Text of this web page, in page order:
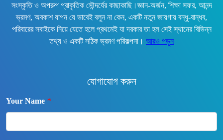
সংস্কৃতি ও অপরুপ প্রাকৃতিক সৌন্দর্যের কাছাকাছি।জ্ঞান-অর্জন, শিক্ষা সফর, আনন্দ
ভ্রমণ, অবকাশ যাপন যে ভাবেই বলুন না কেন, একটি নতুন জায়গায় বন্ধু-বান্ধব,
পরিবারের সবাইকে নিয়ে যেতে হলে প্রথমেই যা দরকার তা হল সেই স্থানের বিভিন্ন
তথ্য ও একটি সঠিক ভ্রমণ পরিকল্পনা। আরও পড়ুন
যোগাযোগ করুন
Your Name *